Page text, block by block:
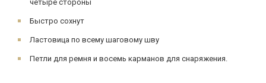
четыре стороны
Быстро сохнут
Ластовица по всему шаговому шву
Петли для ремня и восемь карманов для снаряжения.